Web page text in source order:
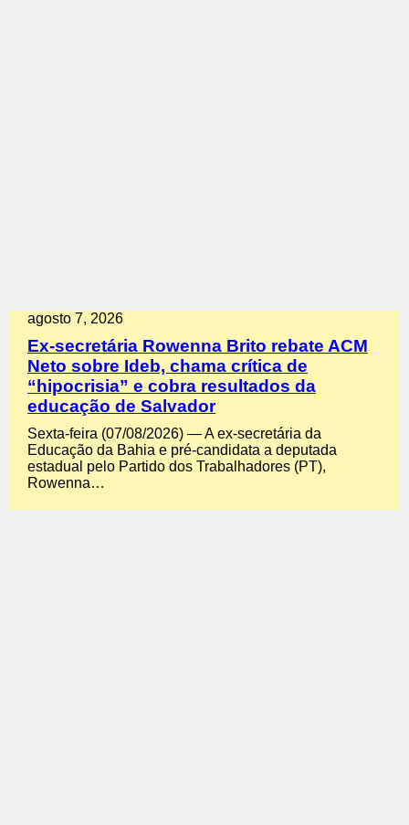
agosto 7, 2026
Ex-secretária Rowenna Brito rebate ACM
Neto sobre Ideb, chama crítica de
“hipocrisia” e cobra resultados da
educação de Salvador
Sexta-feira (07/08/2026) — A ex-secretária da
Educação da Bahia e pré-candidata a deputada
estadual pelo Partido dos Trabalhadores (PT),
Rowenna…